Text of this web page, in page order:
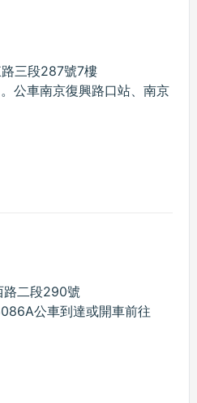
三段287號7樓
公車南京復興路口站、南京
路二段290號
公車到達或開車前往